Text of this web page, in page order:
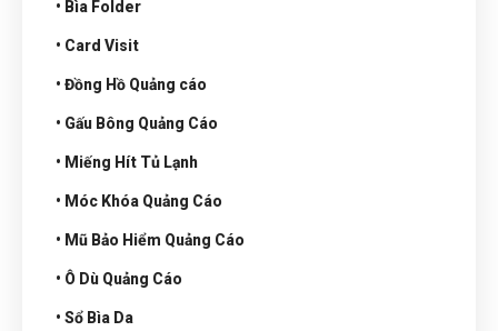
• Bìa Folder
• Card Visit
• Đồng Hồ Quảng cáo
• Gấu Bông Quảng Cáo
• Miếng Hít Tủ Lạnh
• Móc Khóa Quảng Cáo
• Mũ Bảo Hiểm Quảng Cáo
• Ô Dù Quảng Cáo
• Sổ Bìa Da